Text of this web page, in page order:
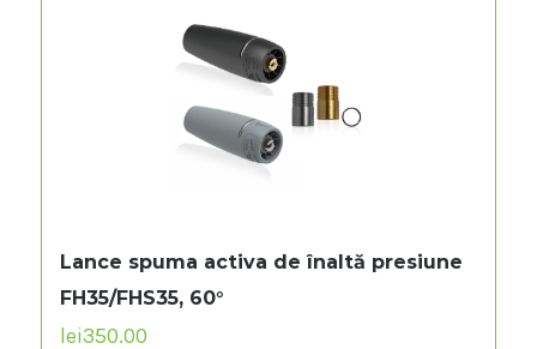
Lance spuma activa de înaltă presiune
FH35/FHS35, 60°
lei350.00